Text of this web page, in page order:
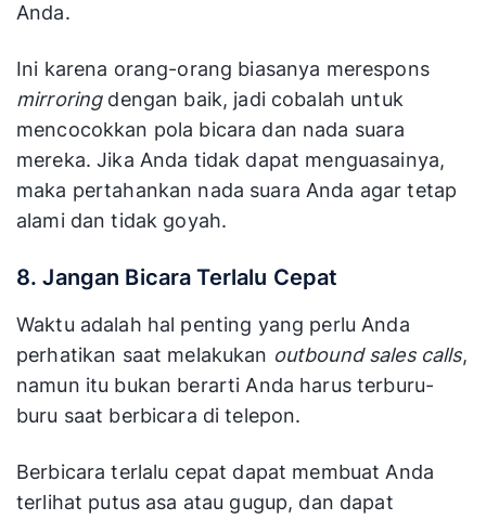
Anda.
Ini karena orang-orang biasanya merespons
mirroringdengan baik, jadi cobalah untuk
mencocokkan pola bicara dan nada suara
mereka. Jika Anda tidak dapat menguasainya,
maka pertahankan nada suara Anda agar tetap
alami dan tidak goyah.
8. Jangan Bicara Terlalu Cepat
Waktu adalah hal penting yang perlu Anda
perhatikan saat melakukan outbound sales calls,
namun itu bukan berarti Anda harus terburu-
buru saat berbicara di telepon.
Berbicara terlalu cepat dapat membuat Anda
terlihat putus asa atau gugup, dan dapat